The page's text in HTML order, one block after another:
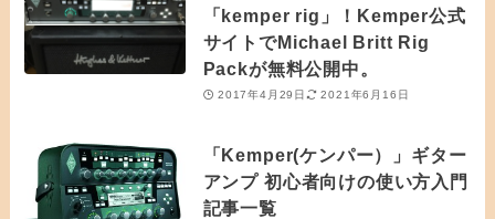
「kemper rig」！Kemper公式
サイトでMichael Britt Rig
Packが無料公開中。
2017年4月29日 2021年6月16日
「Kemper(ケンパー）」ギター
アンプ 初心者向けの使い方入門
記事一覧